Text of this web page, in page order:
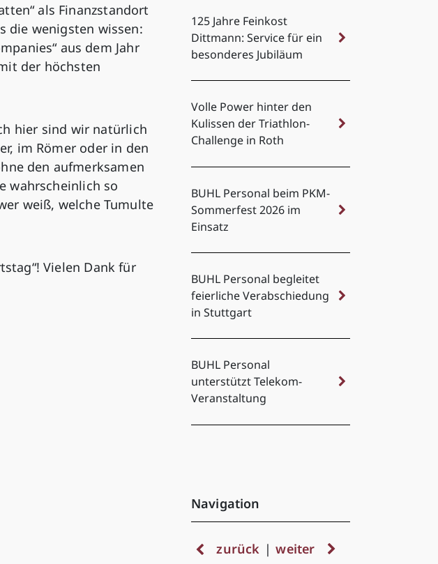
als Finanzstandort
die wenigsten wissen:
aus dem Jahr
der höchsten
hier sind wir natürlich
im Römer oder in den
den aufmerksamen
wahrscheinlich so
weiß, welche Tumulte
Vielen Dank für
125 Jahre Feinkost
Dittmann: Service für ein
besonderes Jubiläum
Volle Power hinter den
Kulissen der Triathlon-
Challenge in Roth
BUHL Personal beim PKM-
Sommerfest 2026 im
Einsatz
BUHL Personal begleitet
feierliche Verabschiedung
in Stuttgart
BUHL Personal
unterstützt Telekom-
Veranstaltung
Navigation
zurück | weiter